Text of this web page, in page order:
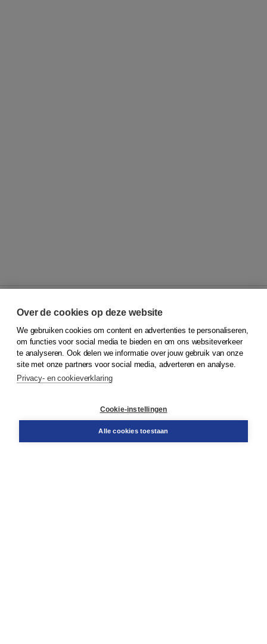
© 2026Koninklijke Boom uitgevers
Klantenservice
Service & informatie
Contact
Over de cookies op deze website
We gebruiken cookies om content en advertenties te personaliseren,
om functies voor social media te bieden en om ons websiteverkeer
te analyseren. Ook delen we informatie over jouw gebruik van onze
site met onze partners voor social media, adverteren en analyse.
Privacy- en cookieverklaring
Cookie-instellingen
Alle cookies toestaan